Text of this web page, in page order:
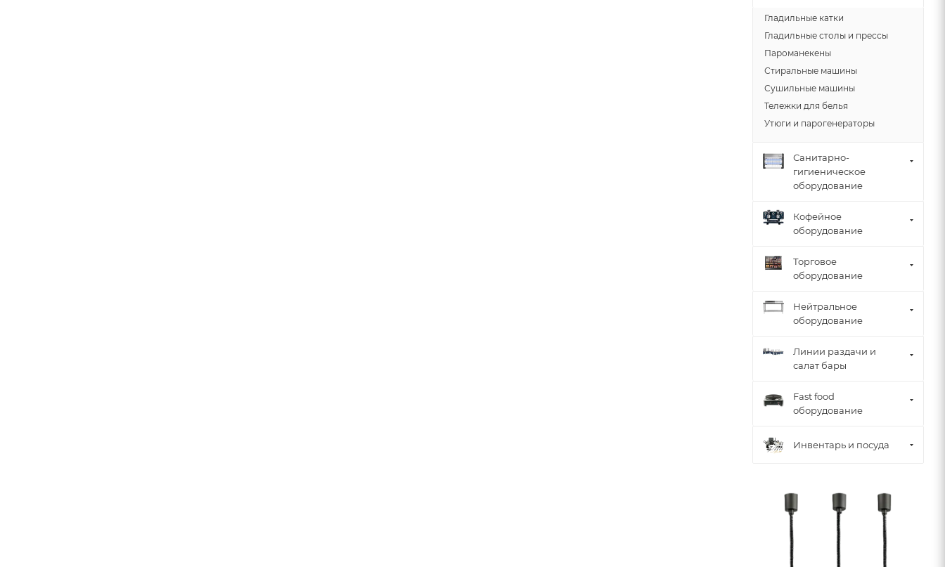
Гладильные катки
Гладильные столы и прессы
Пароманекены
Стиральные машины
Сушильные машины
Тележки для белья
Утюги и парогенераторы
Санитарно-
гигиеническое
оборудование
Кофейное
оборудование
Торговое
оборудование
Нейтральное
оборудование
Линии раздачи и
салат бары
Fast food
оборудование
Инвентарь и посуда